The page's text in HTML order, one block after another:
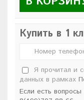
Купить в 1
Я прочитал и
данных в рамках
Если есть